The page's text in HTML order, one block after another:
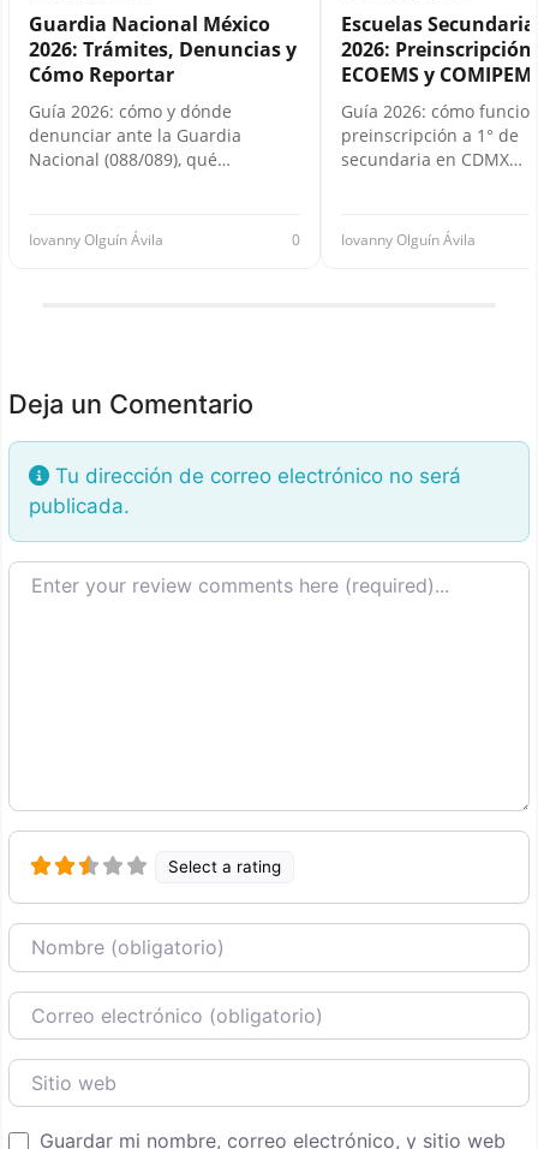
Guardia Nacional México
2026: Trámites, Denuncias y
Cómo Reportar
Guía 2026: cómo y dónde
denunciar ante la Guardia
Nacional (088/089), qué…
Iovanny Olguín Ávila 0
Escuelas
2026: Preinscripción,
ECOEMS y
Guía 2026: cómo
preinscripción a 1° de
secundaria en CDMX…
Iovanny Olguín Ávila
Deja un Comentario
Tu dirección de correo electrónico no será
publicada.
Texto de la reseña
Select a rating
Nombre
Correo Electronico
Sitio web
Guardar mi nombre, correo electrónico, y sitio web